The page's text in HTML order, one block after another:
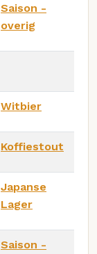
Saison -
overig
Witbier
Koffiestout
Japanse
Lager
Saison -